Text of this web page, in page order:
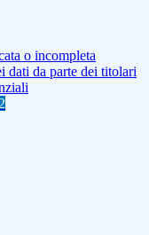
o incompleta
dati da parte dei titolari
2